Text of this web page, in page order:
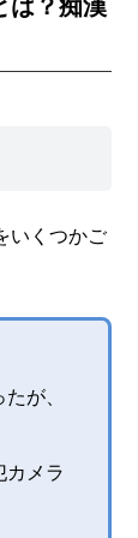
は？痴漢
いくつかご
が、
カメラ